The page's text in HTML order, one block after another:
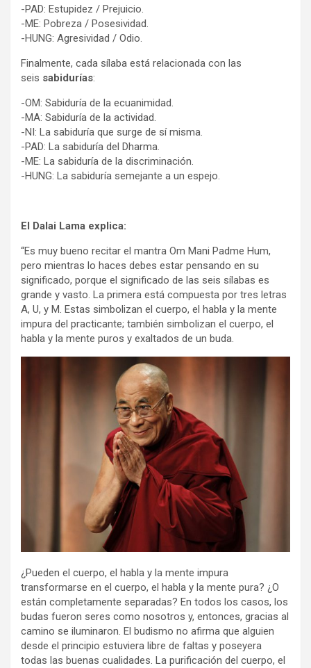
-PAD: Estupidez / Prejuicio.
-ME: Pobreza / Posesividad.
-HUNG: Agresividad / Odio.
Finalmente, cada sílaba está relacionada con las
seis sabidurías:
-OM: Sabiduría de la ecuanimidad.
-MA: Sabiduría de la actividad.
-NI: La sabiduría que surge de sí misma.
-PAD: La sabiduría del Dharma.
-ME: La sabiduría de la discriminación.
-HUNG: La sabiduría semejante a un espejo.
El Dalai Lama explica:
“Es muy bueno recitar el mantra Om Mani Padme Hum,
pero mientras lo haces debes estar pensando en su
significado, porque el significado de las seis sílabas es
grande y vasto. La primera está compuesta por tres letras
A, U, y M. Estas simbolizan el cuerpo, el habla y la mente
impura del practicante; también simbolizan el cuerpo, el
habla y la mente puros y exaltados de un buda.
¿Pueden el cuerpo, el habla y la mente impura
transformarse en el cuerpo, el habla y la mente pura? ¿O
están completamente separadas? En todos los casos, los
budas fueron seres como nosotros y, entonces, gracias al
camino se iluminaron. El budismo no afirma que alguien
desde el principio estuviera libre de faltas y poseyera
todas las buenas cualidades. La purificación del cuerpo, el